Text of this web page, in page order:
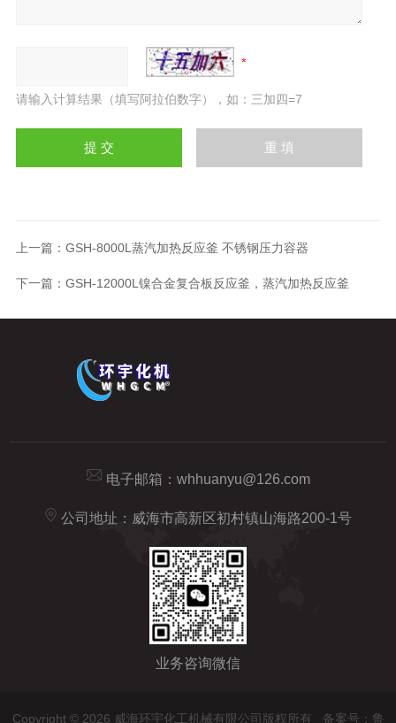
请输入计算结果（填写阿拉伯数字），如：三加四=7
上一篇： GSH-8000L蒸汽加热反应釜 不锈钢压力容器
下一篇： GSH-12000L镍合金复合板反应釜，蒸汽加热反应釜
电子邮箱： whhuanyu@126.com
公司地址：威海市高新区初村镇山海路200-1号
业务咨询微信
Copyright © 2026 威海环宇化工机械有限公司版权所有 备案号：鲁